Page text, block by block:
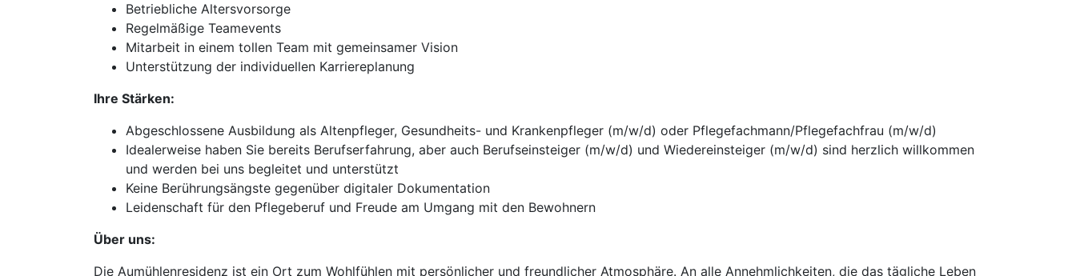
Betriebliche Altersvorsorge
Regelmäßige Teamevents
Mitarbeit in einem tollen Team mit gemeinsamer Vision
Unterstützung der individuellen Karriereplanung
Ihre Stärken:
Abgeschlossene Ausbildung als Altenpfleger, Gesundheits- und Krankenpfleger (m/w/d) oder Pflegefachmann/Pflegefachfrau (m/w/d)
Idealerweise haben Sie bereits Berufserfahrung, aber auch Berufseinsteiger (m/w/d) und Wiedereinsteiger (m/w/d) sind herzlich willkommen
und werden bei uns begleitet und unterstützt
Keine Berührungsängste gegenüber digitaler Dokumentation
Leidenschaft für den Pflegeberuf und Freude am Umgang mit den Bewohnern
Über uns:
Die Aumühlenresidenz ist ein Ort zum Wohlfühlen mit persönlicher und freundlicher Atmosphäre. An alle Annehmlichkeiten, die das tägliche Leben